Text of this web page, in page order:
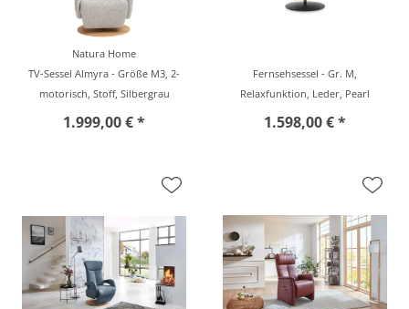
Natura Home
TV-Sessel Almyra - Größe M3, 2-
motorisch, Stoff, Silbergrau
1.999,00 € *
Fernsehsessel - Gr. M,
Relaxfunktion, Leder, Pearl
1.598,00 € *